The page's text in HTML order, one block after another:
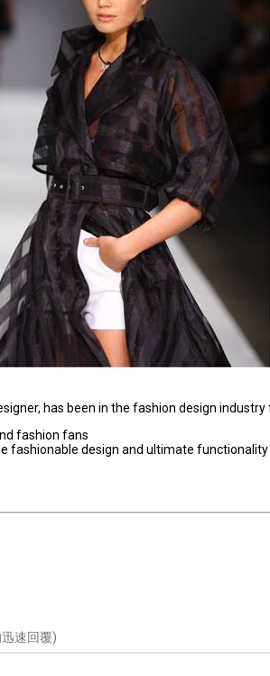
has been in the fashion design industry
fashion fans
fashionable design and ultimate functionality
速回覆)